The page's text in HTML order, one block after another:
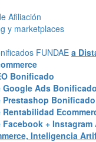
Afiliación
y marketplaces
FUNDAE a
Bonificado
Google Ads Bonificado
Prestashop Bonificado
Rentabilidad
Facebook +
Inteligencia